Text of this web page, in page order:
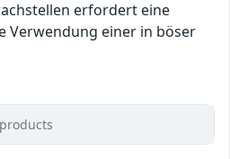
erfordert eine
Verwendung einer in böser